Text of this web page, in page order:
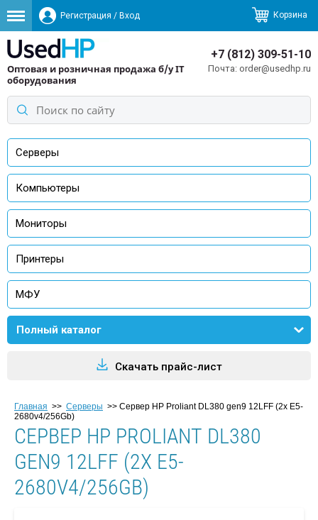
Регистрация / Вход Корзина
Оптовая и розничная продажа б/у IT
оборудования
+7 (812) 309-51-10
order@usedhp.ru
Серверы
Компьютеры
Мониторы
Принтеры
МФУ
Полный каталог
Скачать прайс-лист
Главная >> Серверы >> Сервер HP Proliant DL380 gen9 12LFF (2x E5-
2680v4/256Gb)
СЕРВЕР HP PROLIANT DL380
GEN9 12LFF (2X E5-
2680V4/256GB)